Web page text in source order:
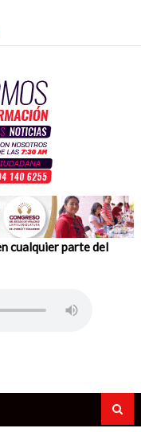
cualquier parte del